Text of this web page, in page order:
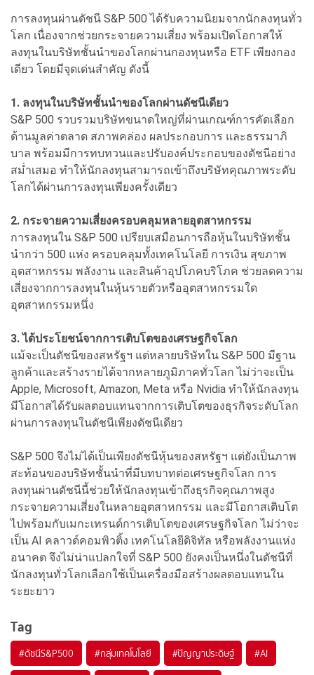
การลงทุนผ่านดัชนี S&P 500 ได้รับความนิยมจากนักลงทุนทั่ว
โลก เนื่องจากช่วยกระจายความเสี่ยง พร้อมเปิดโอกาสให้
ลงทุนในบริษัทชั้นนำของโลกผ่านกองทุนหรือ ETF เพียงกอง
เดียว โดยมีจุดเด่นสำคัญ ดังนี้
1. ลงทุนในบริษัทชั้นนำของโลกผ่านดัชนีเดียว
S&P 500 รวบรวมบริษัทขนาดใหญ่ที่ผ่านเกณฑ์การคัดเลือก
ด้านมูลค่าตลาด สภาพคล่อง ผลประกอบการ และธรรมาภิ
บาล พร้อมมีการทบทวนและปรับองค์ประกอบของดัชนีอย่าง
สม่ำเสมอ ทำให้นักลงทุนสามารถเข้าถึงบริษัทคุณภาพระดับ
โลกได้ผ่านการลงทุนเพียงครั้งเดียว
2. กระจายความเสี่ยงครอบคลุมหลายอุตสาหกรรม
การลงทุนใน S&P 500 เปรียบเสมือนการถือหุ้นในบริษัทชั้น
นำกว่า 500 แห่ง ครอบคลุมทั้งเทคโนโลยี การเงิน สุขภาพ
อุตสาหกรรม พลังงาน และสินค้าอุปโภคบริโภค ช่วยลดความ
เสี่ยงจากการลงทุนในหุ้นรายตัวหรืออุตสาหกรรมใด
อุตสาหกรรมหนึ่ง
3. ได้ประโยชน์จากการเติบโตของเศรษฐกิจโลก
แม้จะเป็นดัชนีของสหรัฐฯ แต่หลายบริษัทใน S&P 500 มีฐาน
ลูกค้าและสร้างรายได้จากหลายภูมิภาคทั่วโลก ไม่ว่าจะเป็น
Apple, Microsoft, Amazon, Meta หรือ Nvidia ทำให้นักลงทุน
มีโอกาสได้รับผลตอบแทนจากการเติบโตของธุรกิจระดับโลก
ผ่านการลงทุนในดัชนีเพียงดัชนีเดียว
S&P 500 จึงไม่ได้เป็นเพียงดัชนีหุ้นของสหรัฐฯ แต่ยังเป็นภาพ
สะท้อนของบริษัทชั้นนำที่มีบทบาทต่อเศรษฐกิจโลก การ
ลงทุนผ่านดัชนีนี้ช่วยให้นักลงทุนเข้าถึงธุรกิจคุณภาพสูง
กระจายความเสี่ยงในหลายอุตสาหกรรม และมีโอกาสเติบโต
ไปพร้อมกับเมกะเทรนด์การเติบโตของเศรษฐกิจโลก ไม่ว่าจะ
เป็น AI คลาวด์คอมพิวติ้ง เทคโนโลยีดิจิทัล หรือพลังงานแห่ง
อนาคต จึงไม่น่าแปลกใจที่ S&P 500 ยังคงเป็นหนึ่งในดัชนีที่
นักลงทุนทั่วโลกเลือกใช้เป็นเครื่องมือสร้างผลตอบแทนใน
ระยะยาว
Tag
#ดัชนีS&P500 #กลุ่มเทคโนโลยี #ปัญญาประดิษฐ์ #AI